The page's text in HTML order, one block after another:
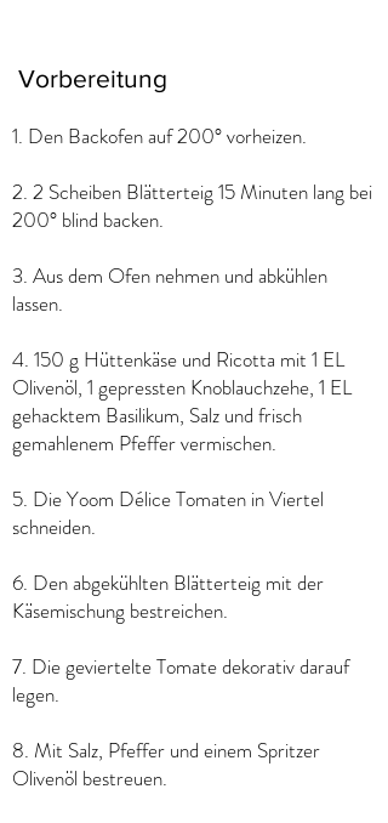
Vorbereitung
1. Den Backofen auf 200° vorheizen.
2. 2 Scheiben Blätterteig 15 Minuten lang bei
200° blind backen.
3. Aus dem Ofen nehmen und abkühlen
lassen.
4. 150 g Hüttenkäse und Ricotta mit 1 EL
Olivenöl, 1 gepressten Knoblauchzehe, 1 EL
gehacktem Basilikum, Salz und frisch
gemahlenem Pfeffer vermischen.
5. Die Yoom Délice Tomaten in Viertel
schneiden.
6. Den abgekühlten Blätterteig mit der
Käsemischung bestreichen.
7. Die geviertelte Tomate dekorativ darauf
legen.
8. Mit Salz, Pfeffer und einem Spritzer
Olivenöl bestreuen.